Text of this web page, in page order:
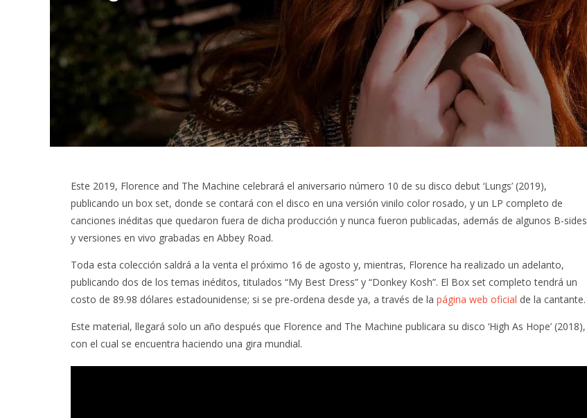
Este 2019, Florence and The Machine celebrará el aniversario número 10 de su disco debut ‘Lungs’ (2019),
publicando un box set, donde se contará con el disco en una versión vinilo color rosado, y un LP completo de
canciones inéditas que quedaron fuera de dicha producción y nunca fueron publicadas, además de algunos B-sides
y versiones en vivo grabadas en Abbey Road.
Toda esta colección saldrá a la venta el próximo 16 de agosto y, mientras, Florence ha realizado un adelanto,
publicando dos de los temas inéditos, titulados “My Best Dress” y “Donkey Kosh”. El Box set completo tendrá un
costo de 89.98 dólares estadounidense; si se pre-ordena desde ya, a través de la página web oficial de la cantante.
Este material, llegará solo un año después que Florence and The Machine publicara su disco ‘High As Hope’ (2018),
con el cual se encuentra haciendo una gira mundial.